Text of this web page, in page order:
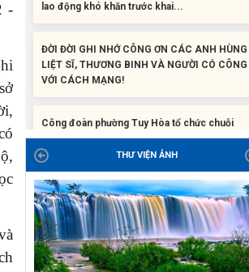
-
ĐỜI ĐỜI GHI NHỚ CÔNG ƠN CÁC ANH HÙNG
VỚI CÁCH MẠNG!
Công đoàn phường Tuy Hòa tổ chức chuỗi
Công đoàn Việt Nam (28/7/1929 –...
Liên đoàn Lao động tỉnh tổ chức trao kinh phí
hỗ trợ xây dựng nhà Mái ấm Công đoàn cho
đoàn viên công đoàn có hoàn cảnh...
Bàn giao Mái ấm công đoàn cho 2 đoàn viên
thuộc Công đoàn phường Tân An
THƯ VIỆN ẢNH